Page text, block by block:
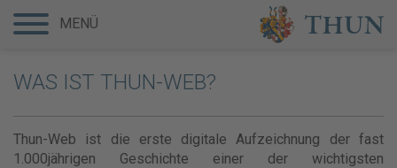
WAS IST THUN-WEB?
Thun-Web ist die erste digitale Aufzeichnung der fast
1.000jährigen Geschichte einer der wichtigsten
MENÜ